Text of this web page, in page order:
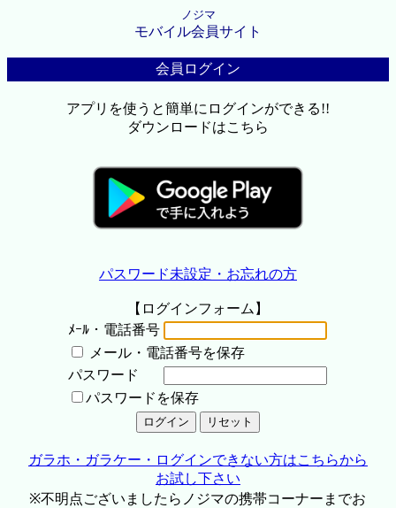
ノジマ
モバイル会員サイト
会員ログイン
アプリを使うと簡単にログインができる!!
ダウンロードはこちら
パスワード未設定・お忘れの方
【ログインフォーム】
ﾒｰﾙ・電話番号
メール・電話番号を保存
パスワード
パスワードを保存
ガラホ・ガラケー・ログインできない方はこちらから
お試し下さい
※不明点ございましたらノジマの携帯コーナーまでお